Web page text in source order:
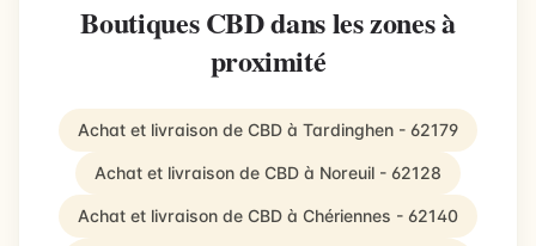
Boutiques CBD dans les zones à
proximité
Achat et livraison de CBD à Tardinghen - 62179
Achat et livraison de CBD à Noreuil - 62128
Achat et livraison de CBD à Chériennes - 62140